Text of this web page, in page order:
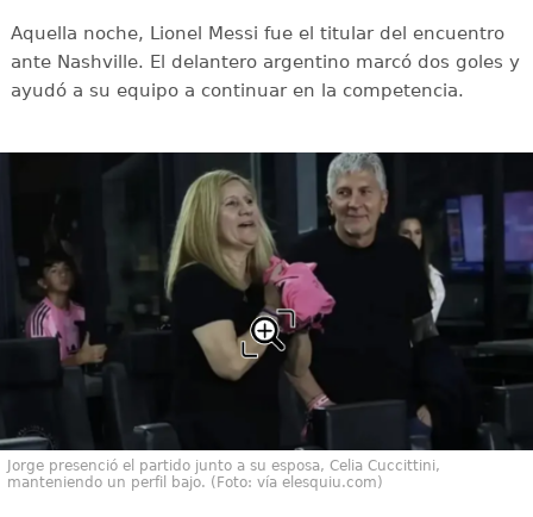
Aquella noche, Lionel Messi fue el titular del encuentro
ante Nashville. El delantero argentino marcó dos goles y
ayudó a su equipo a continuar en la competencia.
Jorge presenció el partido junto a su esposa, Celia Cuccittini,
manteniendo un perfil bajo. (Foto: vía elesquiu.com)